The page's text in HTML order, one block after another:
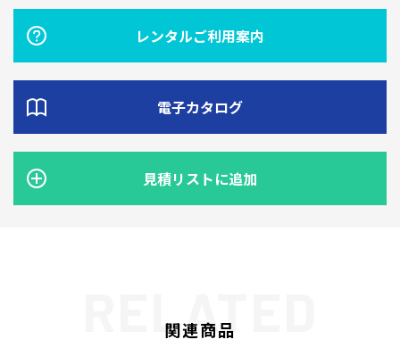
レンタルご利用案内
電子カタログ
見積リストに追加
関連商品